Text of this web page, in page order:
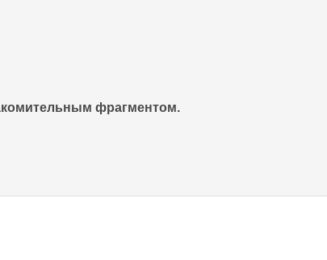
фрагментом.